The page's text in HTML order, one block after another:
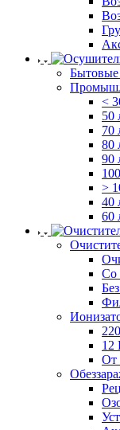
Бытовые
<
50
70
80
90
>
40
60
Cо
12
От